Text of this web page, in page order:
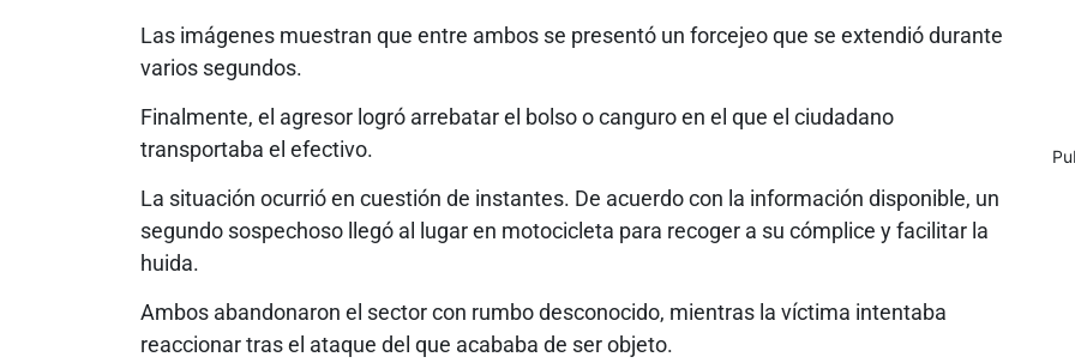
Las imágenes muestran que entre ambos se presentó un forcejeo que se extendió durante
varios segundos.
Finalmente, el agresor logró arrebatar el bolso o canguro en el que el ciudadano
transportaba el efectivo.
La situación ocurrió en cuestión de instantes. De acuerdo con la información disponible, un
segundo sospechoso llegó al lugar en motocicleta para recoger a su cómplice y facilitar la
huida.
Ambos abandonaron el sector con rumbo desconocido, mientras la víctima intentaba
reaccionar tras el ataque del que acababa de ser objeto.